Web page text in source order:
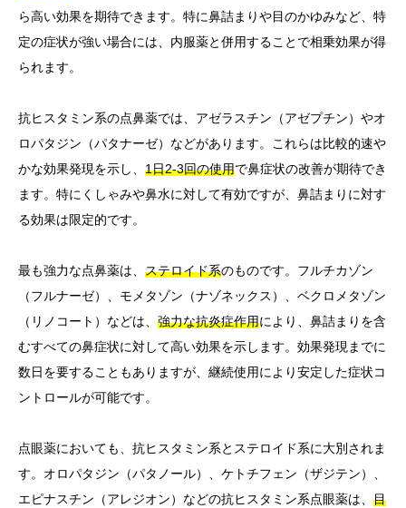
ら高い効果を期待できます。特に鼻詰まりや目のかゆみなど、特
定の症状が強い場合には、内服薬と併用することで相乗効果が得
られます。
抗ヒスタミン系の点鼻薬では、アゼラスチン（アゼプチン）やオ
ロパタジン（パタナーゼ）などがあります。これらは比較的速や
かな効果発現を示し、 1日2-3回の使用で鼻症状の改善が期待でき
ます。特にくしゃみや鼻水に対して有効ですが、鼻詰まりに対す
る効果は限定的です。
最も強力な点鼻薬は、 ステロイド系のものです。フルチカゾン
（フルナーゼ）、モメタゾン（ナゾネックス）、ベクロメタゾン
（リノコート）などは、 強力な抗炎症作用により、鼻詰まりを含
むすべての鼻症状に対して高い効果を示します。効果発現までに
数日を要することもありますが、継続使用により安定した症状コ
ントロールが可能です。
点眼薬においても、抗ヒスタミン系とステロイド系に大別されま
す。オロパタジン（パタノール）、ケトチフェン（ザジテン）、
エピナスチン（アレジオン）などの抗ヒスタミン系点眼薬は、 目